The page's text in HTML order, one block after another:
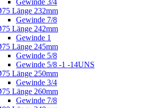
Gewinde 3/4
Länge 232mm
Gewinde 7/8
Länge 242mm
Gewinde 1
Länge 245mm
Gewinde 5/8
Gewinde 5/8 -1 -14UNS
Länge 250mm
Gewinde 3/4
Länge 260mm
Gewinde 7/8